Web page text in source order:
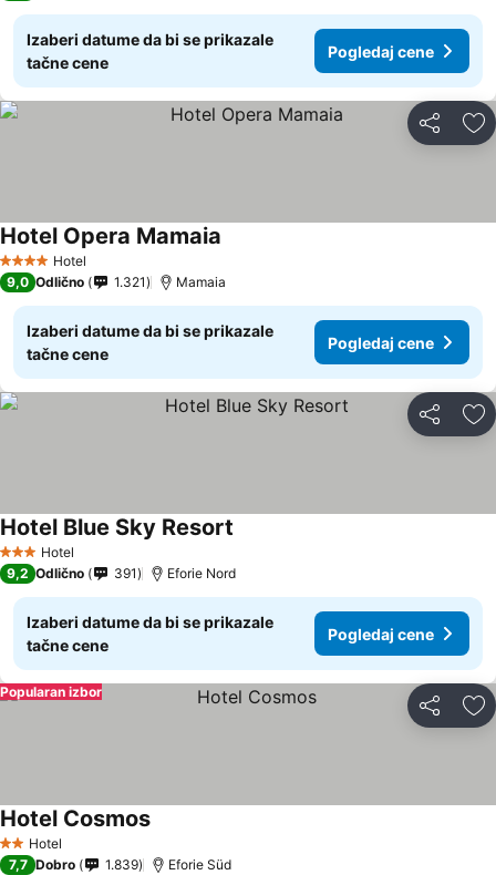
Izaberi datume da bi se prikazale
tačne cene
Pogledaj cene
Deli
4 ZvezdiceHotel
Hotel Opera Mamaia
9,0 Odlično 1.321 Mamaia
Izaberi datume da bi se prikazale
tačne cene
Pogledaj cene
Deli
3 Zvezdice
Hotel
Hotel Blue Sky Resort
9,2 Odlično 391 Eforie Nord
Izaberi datume da bi se prikazale
tačne cene
Pogledaj cene
Deli
Popularan izbor
2 Zvezdice
Hotel
Hotel CosmosPogledaj cene
7,7 Dobro 1.839 Eforie Süd